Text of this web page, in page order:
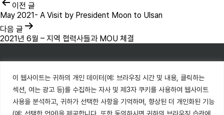
이 웹사이트는 귀하의 개인 데이터(예: 브라우징 시간 및 내용, 클릭하는
섹션, 여는 광고 등)를 수집하는 자사 및 제3자 쿠키를 사용하여 웹사이트
사용을 분석하고, 귀하가 선택한 사항을 기억하며, 향상된 더 개인화된 기능
이전 글
May 2021- A Visit by President Moon to Ulsan
다음 글
2021년 6월 – 지역 협력사들과 MOU 체결
한국부유식풍력㈜ / 이스트블루파워㈜
44726, 울산 남구 삼산로 182, 보림타워 16층(남구 달동 117-4)
T. 052-227-5400 F. 052-227-5401